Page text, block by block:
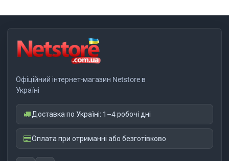
Офіційний інтернет-магазин Netstore в
Україні
Доставка по Україні: 1–4 робочі дні
Оплата при отриманні або безготівково